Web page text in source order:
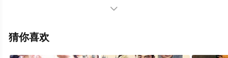
舒,陆剑民,刘禹霆,李婉媚,何德乾等演员精彩演绎的内地电
空电影网，热播电视剧提前免费观看，更多剧情信息可移

猜你喜欢